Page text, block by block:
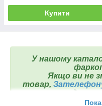
Купити
У нашому
Якщо ви не
товар,
дамо